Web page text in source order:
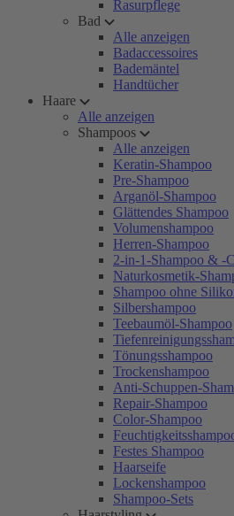
Rasurpflege
Bad
Alle anzeigen
Badaccessoires
Bademäntel
Handtücher
Haare
Alle anzeigen
Shampoos
Alle anzeigen
Keratin-Shampoo
Pre-Shampoo
Arganöl-Shampoo
Glättendes Shampoo
Volumenshampoo
Herren-Shampoo
2-in-1-Shampoo & -
Naturkosmetik-
Shampoo ohne
Silbershampoo
Teebaumöl-Shampoo
Tönungsshampoo
Trockenshampoo
Anti-Schuppen-
Repair-Shampoo
Color-Shampoo
Festes Shampoo
Haarseife
Lockenshampoo
Shampoo-Sets